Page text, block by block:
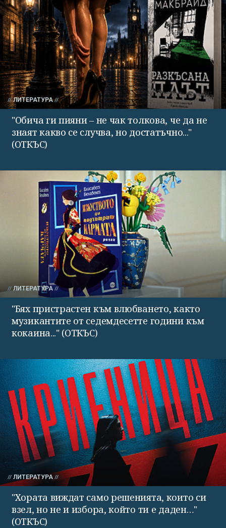
ЛИТЕРАТУРА
"Обича ги пияни – не чак толкова, че да не
знаят какво се случва, но достатъчно..."
(ОТКЪС)
ЛИТЕРАТУРА
"Бях пристрастен към влюбването, както
музикантите от седемдесетте години към
кокаина..." (ОТКЪС)
ЛИТЕРАТУРА
"Хората виждат само решенията, които си
взел, но не и избора, който ти е даден…"
(ОТКЪС)